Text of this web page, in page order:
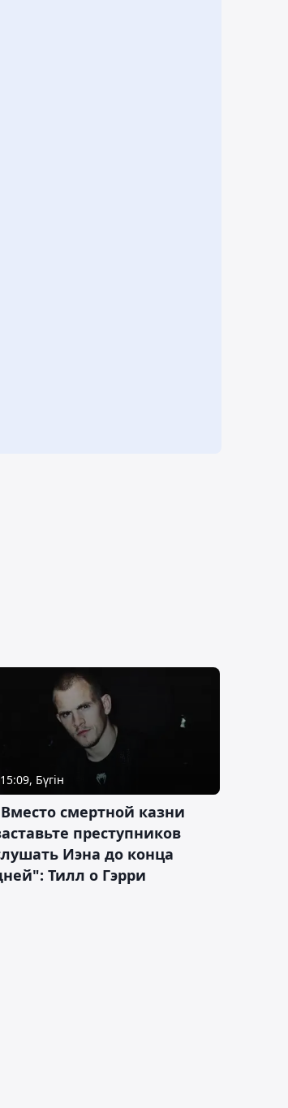
15:09, Бүгін
смертной казни
преступников
Иэна до конца
Тилл о Гэрри